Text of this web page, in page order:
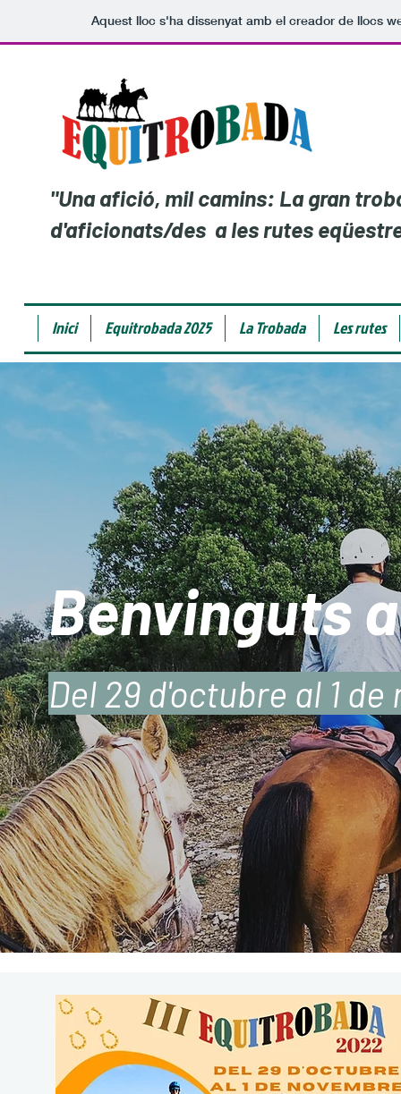
Aquest lloc s'ha dissenyat amb el creador de llocs
"Una afició, mil camins: La gran
d'aficionats/des a les rutes
Inici Equitrobada 2025 La Trobada Les rutes
Benvinguts
Del 29 d'octubre al 1